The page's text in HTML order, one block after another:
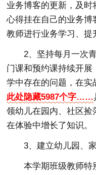
业务博客的更新，及时
心得挂在自己的业务
教师进行业务学习、提
2、坚持每月一次
门课和预约课持续开
学中存在的问题，在实
此处隐藏5987个字……
领幼儿在园内、社区
在体验中增长了知识。
3、建立幼儿园、
本学期班级教师特